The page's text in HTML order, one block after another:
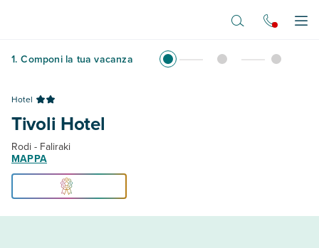
1. Componi la tua vacanza
Hotel
Tivoli Hotel
Rodi - Faliraki
MAPPA